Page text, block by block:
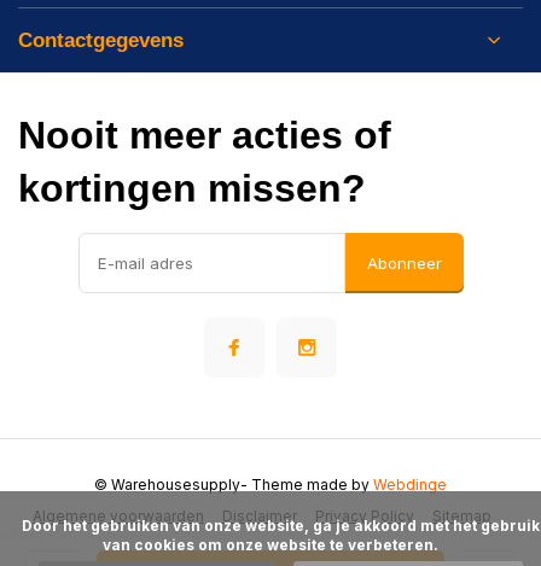
Contactgegevens
Nooit meer acties of
kortingen missen?
Abonneer
Algemene voorwaarden Disclaimer Privacy Policy Sitemap
© Warehousesupply- Theme made by Webdinge
van cookies om onze website te verbeteren.